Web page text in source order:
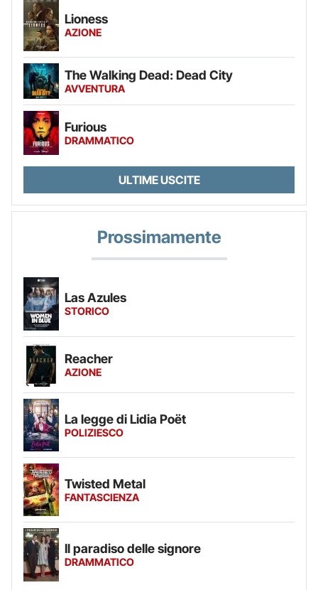
Lioness
AZIONE
The Walking Dead: Dead City
AVVENTURA
Furious
DRAMMATICO
ULTIME USCITE
Prossimamente
Las Azules
STORICO
Reacher
AZIONE
La legge di Lidia Poët
POLIZIESCO
Twisted Metal
FANTASCIENZA
Il paradiso delle signore
DRAMMATICO